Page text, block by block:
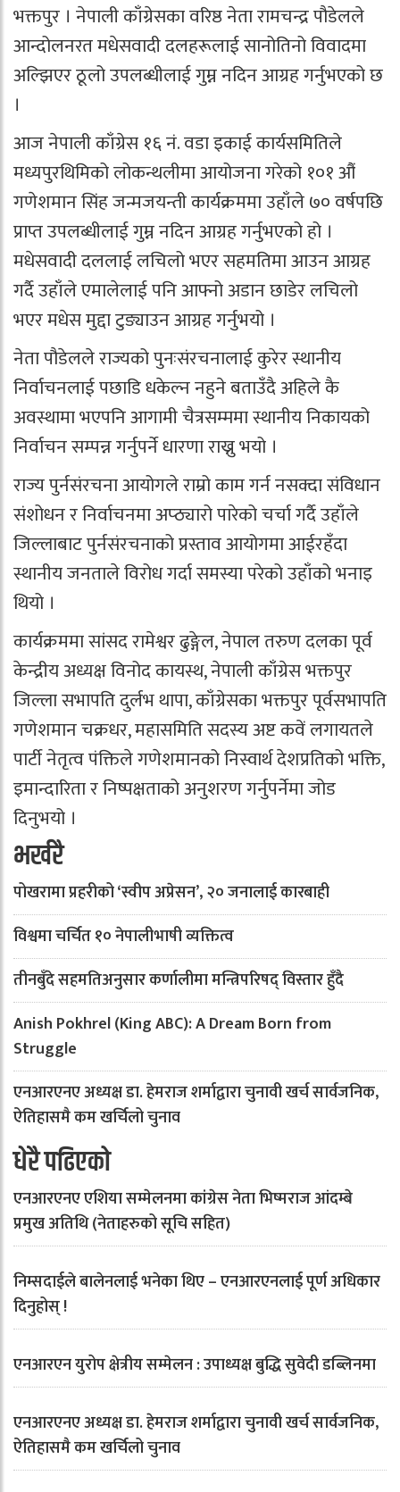
भक्तपुर । नेपाली काँग्रेसका वरिष्ठ नेता रामचन्द्र पौडेलले
आन्दोलनरत मधेसवादी दलहरूलाई सानोतिनो विवादमा
अल्झिएर ठूलो उपलब्धीलाई गुम्न नदिन आग्रह गर्नुभएको छ
।
आज नेपाली काँग्रेस १६ नं. वडा इकाई कार्यसमितिले
मध्यपुरथिमिको लोकन्थलीमा आयोजना गरेको १०१ औं
गणेशमान सिंह जन्मजयन्ती कार्यक्रममा उहाँले ७० वर्षपछि
प्राप्त उपलब्धीलाई गुम्न नदिन आग्रह गर्नुभएको हो ।
मधेसवादी दललाई लचिलो भएर सहमतिमा आउन आग्रह
गर्दै उहाँले एमालेलाई पनि आफ्नो अडान छाडेर लचिलो
भएर मधेस मुद्दा टुङ्याउन आग्रह गर्नुभयो ।
नेता पौडेलले राज्यको पुनःसंरचनालाई कुरेर स्थानीय
निर्वाचनलाई पछाडि धकेल्न नहुने बताउँदै अहिले कै
अवस्थामा भएपनि आगामी चैत्रसम्ममा स्थानीय निकायको
निर्वाचन सम्पन्न गर्नुपर्ने धारणा राख्नु भयो ।
राज्य पुर्नसंरचना आयोगले राम्रो काम गर्न नसक्दा संविधान
संशोधन र निर्वाचनमा अप्ठ्यारो पारेको चर्चा गर्दै उहाँले
जिल्लाबाट पुर्नसंरचनाको प्रस्ताव आयोगमा आईरहँदा
स्थानीय जनताले विरोध गर्दा समस्या परेको उहाँको भनाइ
थियो ।
कार्यक्रममा सांसद रामेश्वर ढुङ्गेल, नेपाल तरुण दलका पूर्व
केन्द्रीय अध्यक्ष विनोद कायस्थ, नेपाली काँग्रेस भक्तपुर
जिल्ला सभापति दुर्लभ थापा, काँग्रेसका भक्तपुर पूर्वसभापति
गणेशमान चक्रधर, महासमिति सदस्य अष्ट कवें लगायतले
पार्टी नेतृत्व पंक्तिले गणेशमानको निस्वार्थ देशप्रतिको भक्ति,
इमान्दारिता र निष्पक्षताको अनुशरण गर्नुपर्नेमा जोड
दिनुभयो ।
भर्खरै
पोखरामा प्रहरीको ‘स्वीप अप्रेसन’, २० जनालाई कारबाही
विश्वमा चर्चित १० नेपालीभाषी व्यक्तित्व
तीनबुँदे सहमतिअनुसार कर्णालीमा मन्त्रिपरिषद् विस्तार हुँदै
Anish Pokhrel (King ABC): A Dream Born from
Struggle
एनआरएनए अध्यक्ष डा. हेमराज शर्माद्वारा चुनावी खर्च सार्वजनिक,
ऐतिहासमै कम खर्चिलो चुनाव
धेरै पढिएको
एनआरएनए एशिया सम्मेलनमा कांग्रेस नेता भिष्मराज आंदम्बे
प्रमुख अतिथि (नेताहरुको सूचि सहित)
निम्सदाईले बालेनलाई भनेका थिए – एनआरएनलाई पूर्ण अधिकार
दिनुहोस् !
एनआरएन युरोप क्षेत्रीय सम्मेलन : उपाध्यक्ष बुद्धि सुवेदी डब्लिनमा
एनआरएनए अध्यक्ष डा. हेमराज शर्माद्वारा चुनावी खर्च सार्वजनिक,
ऐतिहासमै कम खर्चिलो चुनाव